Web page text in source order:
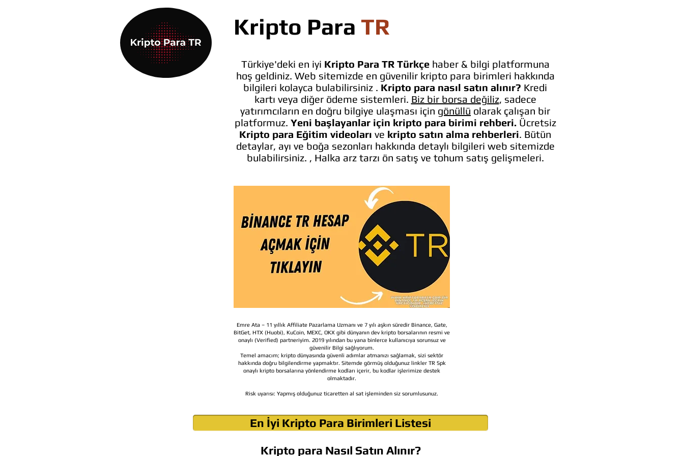
Kripto Para TR
Türkiye'deki en iyi Kripto Para TR Türkçe haber & bilgi platformuna
hoş geldiniz. Web sitemizde en güvenilir kripto para birimleri hakkında
bilgileri kolayca bulabilirsiniz . Kripto para nasıl satın alınır? Kredi
kartı veya diğer ödeme sistemleri. Biz bir borsa değiliz, sadece
yatırımcıların en doğru bilgiye ulaşması için gönüllü olarak çalışan bir
platformuz. Yeni başlayanlar için kripto para birimi rehberi. Ücretsiz
Kripto para Eğitim videoları ve kripto satın alma rehberleri. Bütün
detaylar, ayı ve boğa sezonları hakkında detaylı bilgileri web sitemizde
bulabilirsiniz. , Halka arz tarzı ön satış ve tohum satış gelişmeleri.
Emre Ata – 11 yıllık Affiliate Pazarlama Uzmanı ve 7 yılı aşkın süredir Binance, Gate,
BitGet, HTX (Huobi), KuCoin, MEXC, OKX gibi dünyanın dev kripto borsalarının resmi ve
onaylı (Verified) partneriyim. 2019 yılından bu yana binlerce kullanıcıya sorunsuz ve
güvenilir Bilgi sağlıyorum.
Temel amacım; kripto dünyasında güvenli adımlar atmanızı sağlamak, sizi sektör
hakkında doğru bilgilendirme yapmaktır. Sitemde görmüş olduğunuz linkler TR Spk
onaylı kripto borsalarına yönlendirme kodları içerir, bu kodlar işlerimize destek
olmaktadır.
Risk uyarısı: Yapmış olduğunuz ticaretten al sat işleminden siz sorumlusunuz.
En İyi Kripto Para Birimleri Listesi
Kripto para Nasıl Satın Alınır?